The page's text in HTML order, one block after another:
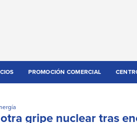
PROMOCIÓN COMERCIAL
gripe nuclear tras